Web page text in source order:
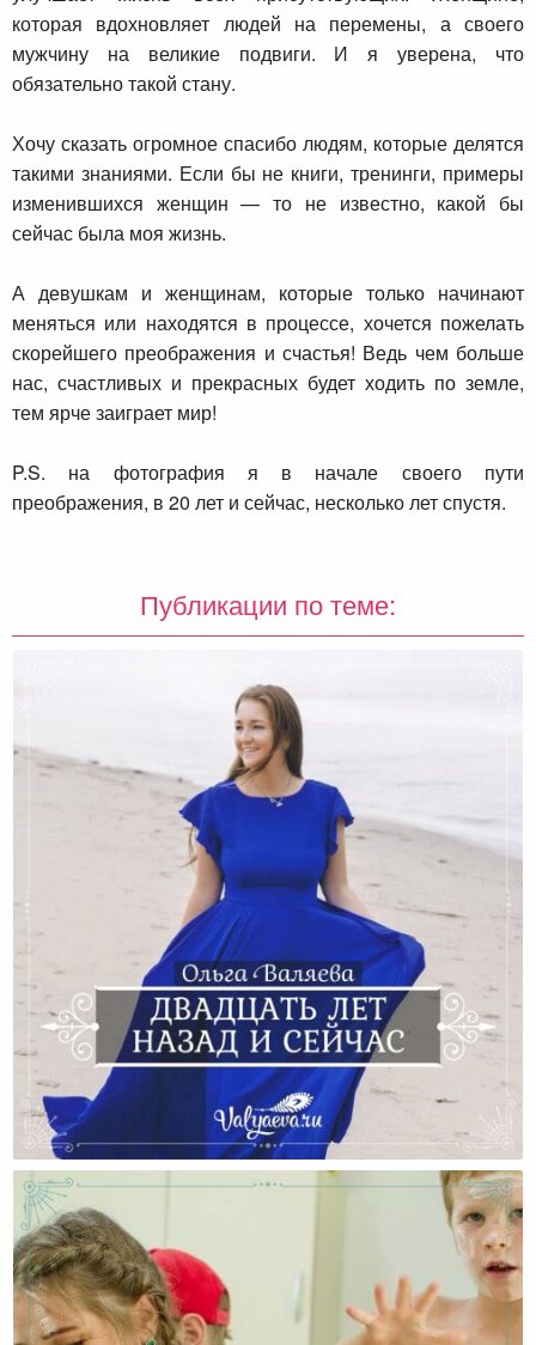
которая вдохновляет людей на перемены, а своего
мужчину на великие подвиги. И я уверена, что
обязательно такой стану.
Хочу сказать огромное спасибо людям, которые делятся
такими знаниями. Если бы не книги, тренинги, примеры
изменившихся женщин — то не известно, какой бы
сейчас была моя жизнь.
А девушкам и женщинам, которые только начинают
меняться или находятся в процессе, хочется пожелать
скорейшего преображения и счастья! Ведь чем больше
нас, счастливых и прекрасных будет ходить по земле,
тем ярче заиграет мир!
P.S. на фотография я в начале своего пути
преображения, в 20 лет и сейчас, несколько лет спустя.
Публикации по теме:
Двадцать Лет Назад И Сейчас